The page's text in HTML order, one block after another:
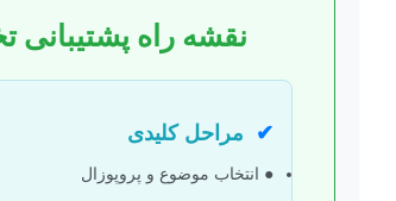
نقشه راه پشتیبانی
✔ مراحل کلیدی
● انتخاب موضوع و پروپوزال